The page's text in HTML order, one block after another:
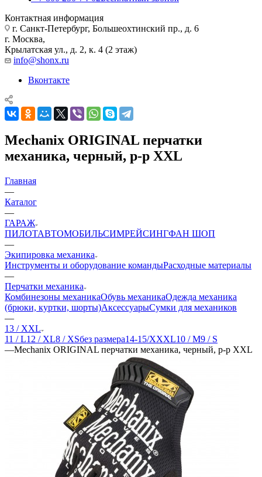
Контактная информация
г. Санкт-Петербург, Большеохтинский пр., д. 6
г. Москва,
Крылатская ул., д. 2, к. 4 (2 этаж)
info@shonx.ru
Вконтакте
Mechanix ORIGINAL перчатки
механика, черный, р-р XXL
Главная
—
Каталог
—
ГАРАЖ
ПИЛОТАВТОМОБИЛЬСИМРЕЙСИНГФАН ШОП
—
Экипировка механика
Инструменты и оборудование командыРасходные материалы
—
Перчатки механика
Комбинезоны механикаОбувь механикаОдежда механика
(брюки, куртки, шорты)АксессуарыСумки для механиков
—
13 / XXL
11 / L12 / XL8 / XSбез размера14-15/XXXL10 / M9 / S
—Mechanix ORIGINAL перчатки механика, черный, р-р XXL